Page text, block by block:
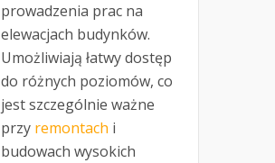
prowadzenia prac na
elewacjach budynków.
Umożliwiają łatwy dostęp
do różnych poziomów, co
jest szczególnie ważne
przy remontach i
budowach wysokich